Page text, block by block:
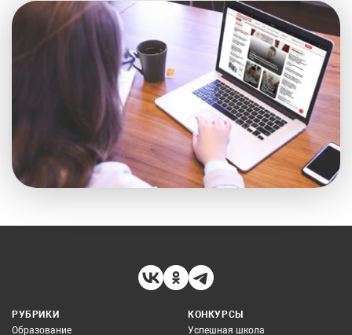
РУБРИКИ
Образование
КОНКУРСЫ
Успешная школа